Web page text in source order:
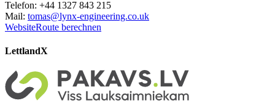
Telefon: +44 1327 843 215
Mail: tomas@lynx-engineering.co.uk
WebsiteRoute berechnen
LettlandX